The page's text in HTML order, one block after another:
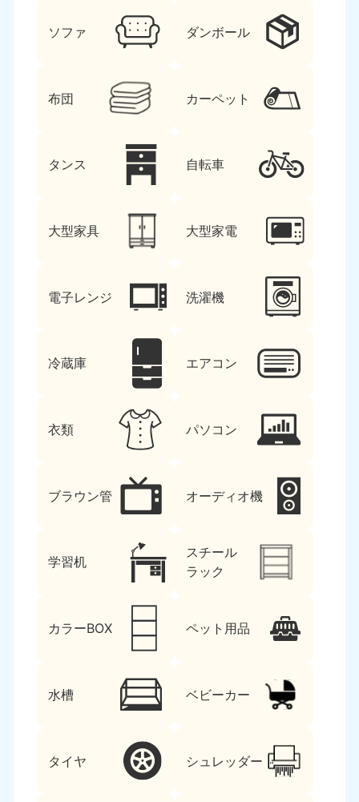
ソファ ダンボール
布団 カーペット
タンス 自転車
大型家具 大型家電
電子レンジ 洗濯機
冷蔵庫 エアコン
衣類 パソコン
ブラウン管 オーディオ機
学習机
スチール
ラック
カラーBOX ペット用品
水槽 ベビーカー
タイヤ シュレッダー